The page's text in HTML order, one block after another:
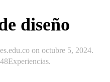
diseño
on octubre 5, 2024.
.